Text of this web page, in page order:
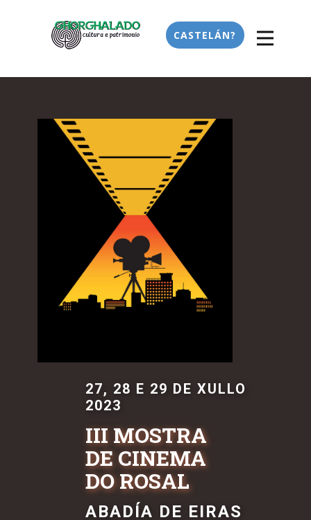
CASTELÁN?
27, 28 E 29 DE XULLO
2023
III MOSTRA
DE CINEMA
DO ROSAL
ABADÍA DE EIRAS